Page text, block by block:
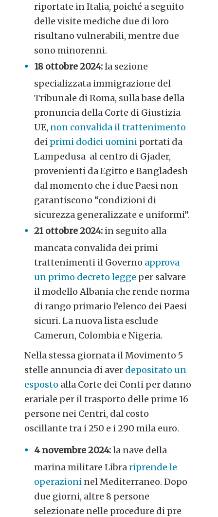
riportate in Italia, poiché a seguito
delle visite mediche due di loro
risultano vulnerabili, mentre due
sono minorenni.
18 ottobre 2024:la sezione
specializzata immigrazione del
Tribunale di Roma, sulla base della
pronuncia della Corte di Giustizia
UE, non convalida il trattenimento
dei primi dodici uomini portati da
Lampedusa al centro di Gjader,
provenienti da Egitto e Bangladesh
dal momento che i due Paesi non
garantiscono “condizioni di
sicurezza generalizzate e uniformi”.
21 ottobre 2024: in seguito alla
mancata convalida dei primi
trattenimenti il Governo approva
un primo decreto legge per salvare
il modello Albania che rende norma
di rango primario l’elenco dei Paesi
sicuri. La nuova lista esclude
Camerun, Colombia e Nigeria.
Nella stessa giornata ilMovimento 5
stelle annuncia di aver depositato un
esposto alla Corte dei Conti per danno
erariale per il trasporto delle prime 16
persone nei Centri, dal costo
oscillante tra i 250 e i 290 mila euro.
4 novembre 2024:la nave della
marina militare Librariprende le
operazioni nel Mediterraneo. Dopo
due giorni, altre 8 persone
selezionate nelle procedure di pre